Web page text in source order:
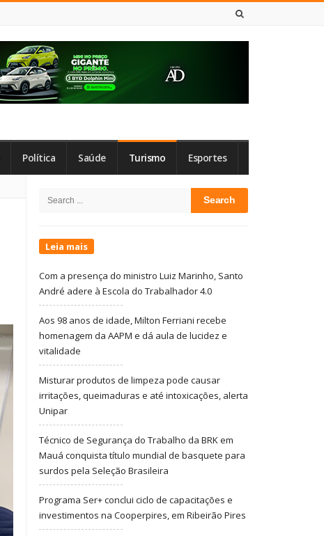
Política Saúde Turismo Esportes
Sidebar
Search
Leia mais
Com a presença do ministro Luiz Marinho, Santo
André adere à Escola do Trabalhador 4.0
Aos 98 anos de idade, Milton Ferriani recebe
homenagem da AAPM e dá aula de lucidez e
vitalidade
Misturar produtos de limpeza pode causar
irritações, queimaduras e até intoxicações, alerta
Unipar
Técnico de Segurança do Trabalho da BRK em
Mauá conquista título mundial de basquete para
surdos pela Seleção Brasileira
Programa Ser+ conclui ciclo de capacitações e
investimentos na Cooperpires, em Ribeirão Pires